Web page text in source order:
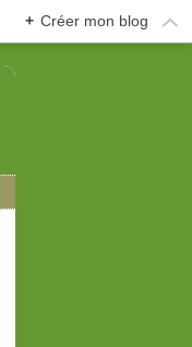
+ Créer mon blog